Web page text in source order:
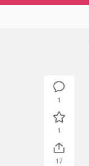
1
1
17